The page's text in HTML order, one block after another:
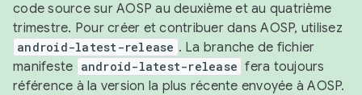
code source sur AOSP au deuxième et au quatrième
trimestre. Pour créer et contribuer dans AOSP, utilisez
android-latest-release . La branche de fichier
manifeste android-latest-release fera toujours
référence à la version la plus récente envoyée à AOSP.